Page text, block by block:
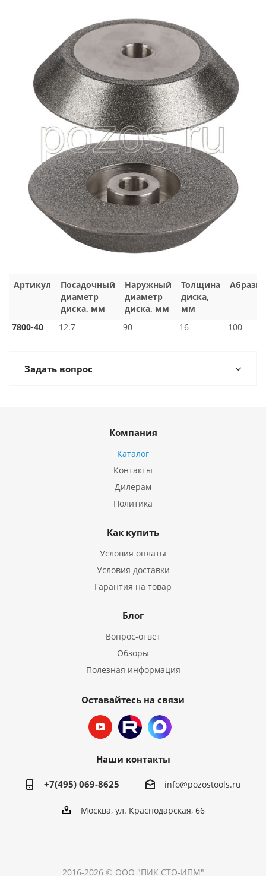
Артикул
Посадочный
диаметр
диска, мм
Наружный
диаметр
диска, мм
Толщина
диска,
мм
7800-40 12.7 90 16 100
Задать вопрос
Компания
Каталог
Контакты
Дилерам
Политика
Как купить
Условия оплаты
Условия доставки
Гарантия на товар
Блог
Вопрос-ответ
Обзоры
Полезная информация
Оставайтесь на связи
Наши контакты
+7(495) 069-8625 info@pozostools.ru
Москва, ул. Краснодарская, 66
2016-2026 © ООО "ПИК СТО-ИПМ"